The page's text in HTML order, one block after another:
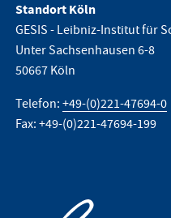
Standort Köln
GESIS - Leibniz-Institut für
Unter Sachsenhausen 6-8
50667 Köln
Telefon:+49-(0)221-47694-0
Fax: +49-(0)221-47694-199